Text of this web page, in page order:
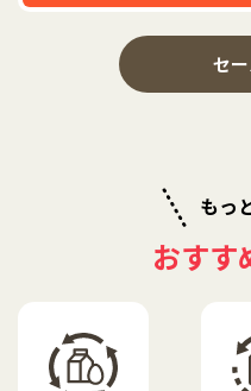
セ
もっ
おすす